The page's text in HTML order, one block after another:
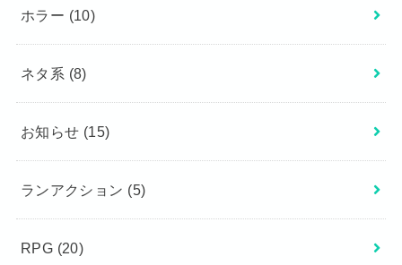
ホラー (10)
ネタ系 (8)
お知らせ (15)
ランアクション (5)
RPG (20)